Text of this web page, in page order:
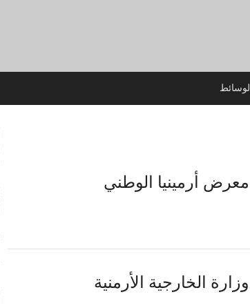
الوسائط
معرض أرمينيا الوطني
وزارة الخارجية الأرمنية